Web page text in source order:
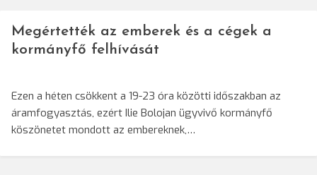
Megértették az emberek és a cégek a
kormányfő felhívását
Ezen a héten csökkent a 19-23 óra közötti időszakban az
áramfogyasztás, ezért Ilie Bolojan ügyvivő kormányfő
köszönetet mondott az embereknek,…